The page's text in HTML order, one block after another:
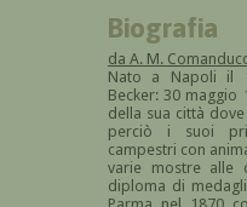
Biografia
da A. M.
Nato a Napoli il
Becker: 30 maggio
della sua città
perciò i suoi
campestri con
varie mostre alle
diploma di